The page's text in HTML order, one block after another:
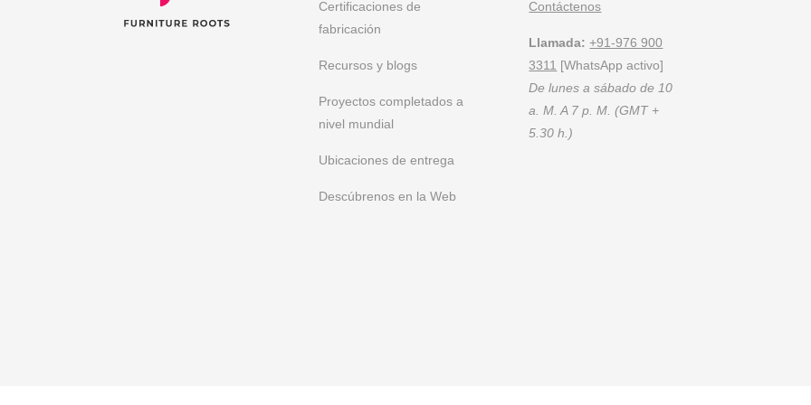
Habiendo ejecutado más de 300 proyectos a nivel mundial, FurnitureRoots es la principal marca de muebles personalizados
individualistas, cautivadores y resistentes personalizados para los requisitos de una empresa.Para estar al tanto de
Certificaciones de
fabricación
Recursos y blogs
Proyectos completados a
nivel mundial
Ubicaciones de entrega
Descúbrenos en la Web
Contáctenos
Llamada: +91-976 900
3311 [WhatsApp activo]
De lunes a sábado de 10
a. M. A 7 p. M. (GMT +
5.30 h.)